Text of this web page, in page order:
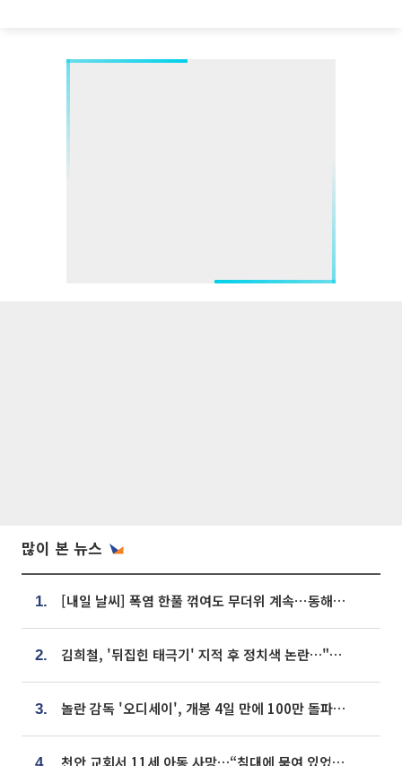
많이 본 뉴스
1. [내일 날씨] 폭염 한풀 꺾여도 무더위 계속⋯동해안 이틀 연속 비
2. 김희철, '뒤집힌 태극기' 지적 후 정치색 논란…"좌우 떠나 우리나라 국기"
3. 놀란 감독 '오디세이', 개봉 4일 만에 100만 돌파⋯'왕사남' 보다 빠르다
천안 교회서 11세 아동 사망…“침대에 묶여 있었다” 진술 확보